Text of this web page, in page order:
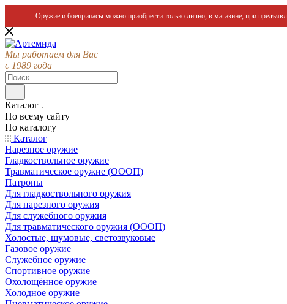
Оружие и боеприпасы можно приобрести только лично, в магазине, при
Мы работаем для Вас
с 1989 года
Каталог
По всему сайту
По каталогу
Каталог
Нарезное оружие
Гладкоствольное оружие
Травматическое оружие (ОООП)
Патроны
Для гладкоствольного оружия
Для нарезного оружия
Для служебного оружия
Для травматического оружия (ОООП)
Холостые, шумовые, светозвуковые
Газовое оружие
Служебное оружие
Спортивное оружие
Охолощённое оружие
Холодное оружие